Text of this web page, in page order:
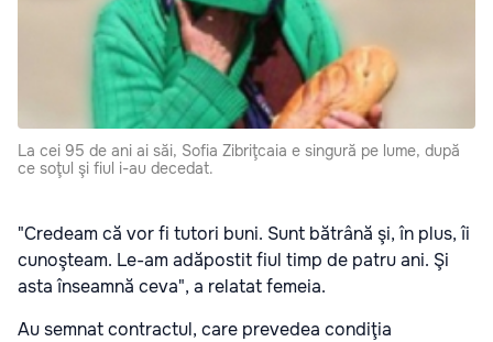
La cei 95 de ani ai săi, Sofia Zibriţcaia e singură pe lume, după
ce soţul şi fiul i-au decedat.
"Credeam că vor fi tutori buni. Sunt bătrână şi, în plus, îi
cunoşteam. Le-am adăpostit fiul timp de patru ani. Şi
asta înseamnă ceva", a relatat femeia.
Au semnat contractul, care prevedea condiţia